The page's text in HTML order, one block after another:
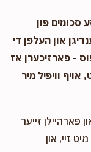
סכומים פון
און העלפן די
- פארזיכערן אז
וויפיל מיר
פארהיילן זייער
זיי, און